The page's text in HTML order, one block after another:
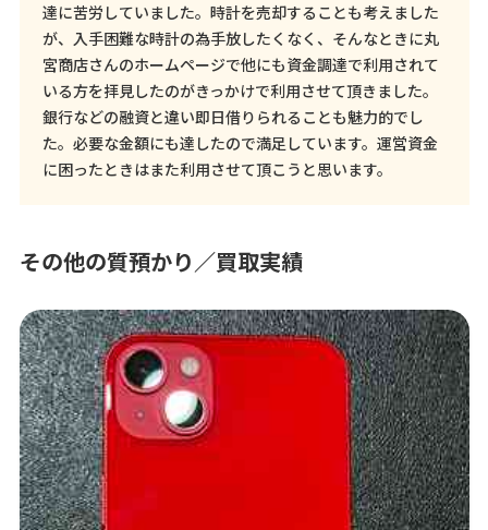
達に苦労していました。時計を売却することも考えました
が、入手困難な時計の為手放したくなく、そんなときに丸
宮商店さんのホームページで他にも資金調達で利用されて
いる方を拝見したのがきっかけで利用させて頂きました。
銀行などの融資と違い即日借りられることも魅力的でし
た。必要な金額にも達したので満足しています。運営資金
に困ったときはまた利用させて頂こうと思います。
その他の質預かり／買取実績